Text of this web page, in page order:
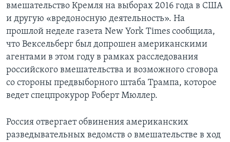
вмешательство Кремля на выборах 2016 года в США
и другую «вредоносную деятельность». На
прошлой неделе газета New York Times сообщила,
что Вексельберг был допрошен американскими
агентами в этом году в рамках расследования
российского вмешательства и возможного сговора
со стороны предвыборного штаба Трампа, которое
ведет спецпрокурор Роберт Мюллер.
Россия отвергает обвинения американских
разведывательных ведомств о вмешательстве в ход